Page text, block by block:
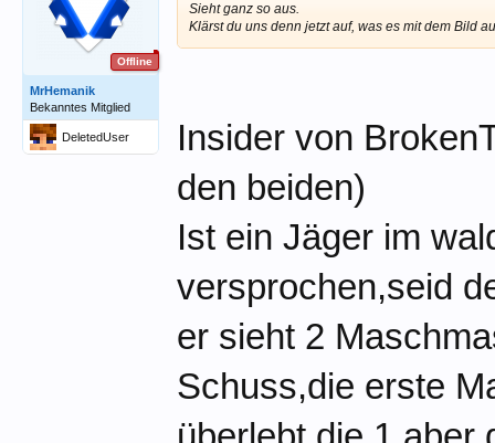
Offline
MrHemanik
Bekanntes Mitglied
DeletedUser
Sieht ganz so aus.
Klärst du uns denn jetzt auf, was es mit dem Bild
Insider von
den beiden)
Ist ein Jäger im
versprochen,seid
er sieht 2
Schuss,die erste